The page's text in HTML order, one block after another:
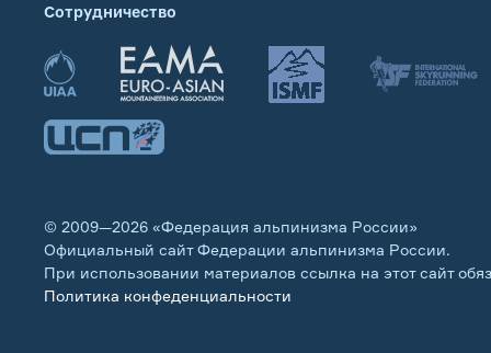
Сотрудничество
© 2009—2026 «Федерация альпинизма России»
Официальный сайт Федерации альпинизма России.
При использовании материалов ссылка на этот сайт
Политика конфеденциальности